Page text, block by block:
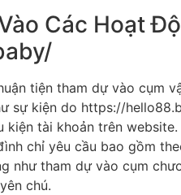
Các Hoạt
tiện tham dự vào cụm
sự kiện do https://
kiện tài khoản trên website.
chỉ yêu cầu bao gồm
như tham dự vào cụm
chú.